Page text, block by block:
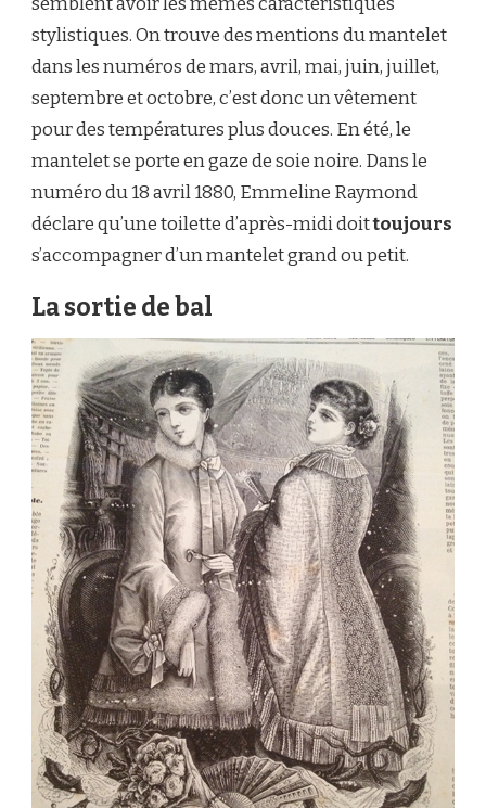
stylistiques. On trouve des mentions du mantelet
dans les numéros de mars, avril, mai, juin, juillet,
septembre et octobre, c’est donc un vêtement
pour des températures plus douces. En été, le
mantelet se porte en gaze de soie noire. Dans le
numéro du 18 avril 1880, Emmeline Raymond
déclare qu’une toilette d’après-midi doittoujours
s’accompagner d’un mantelet grand ou petit.
La sortie de bal